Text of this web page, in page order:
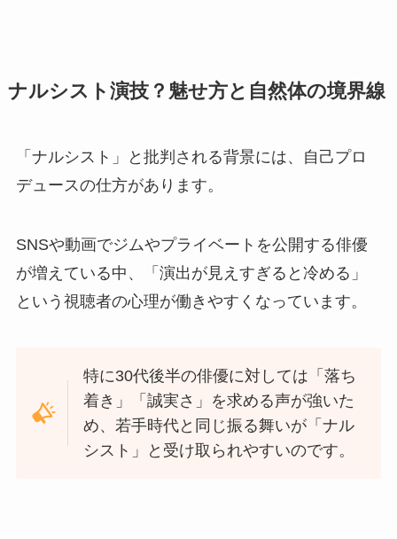
ナルシスト演技？魅せ方と自然体の境界線
「ナルシスト」と批判される背景には、自己プロ
デュースの仕方があります。
SNSや動画でジムやプライベートを公開する俳優
が増えている中、「演出が見えすぎると冷める」
という視聴者の心理が働きやすくなっています。
特に30代後半の俳優に対しては「落ち
着き」「誠実さ」を求める声が強いた
め、若手時代と同じ振る舞いが「ナル
シスト」と受け取られやすいのです。